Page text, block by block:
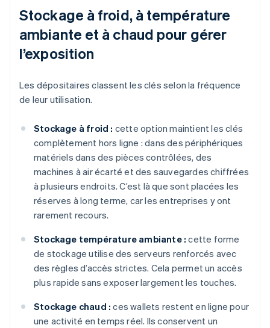
Stockage à froid, à température
ambiante et à chaud pour gérer
l’exposition
Les dépositaires classent les clés selon la fréquence
de leur utilisation.
Stockage à froid : cette option maintient les clés
complètement hors ligne : dans des périphériques
matériels dans des pièces contrôlées, des
machines à air écarté et des sauvegardes chiffrées
à plusieurs endroits. C’est là que sont placées les
réserves à long terme, car les entreprises y ont
rarement recours.
Stockage température ambiante : cette forme
de stockage utilise des serveurs renforcés avec
des règles d’accès strictes. Cela permet un accès
plus rapide sans exposer largement les touches.
Stockage chaud : ces wallets restent en ligne pour
une activité en temps réel. Ils conservent un